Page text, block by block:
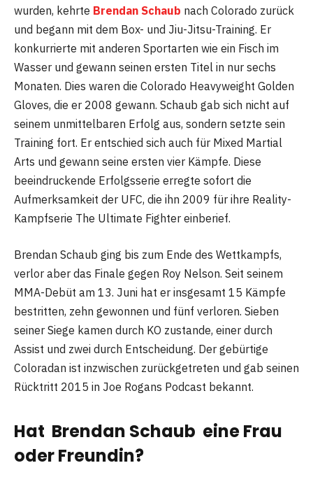
wurden, kehrte Brendan Schaub nach Colorado zurück
und begann mit dem Box- und Jiu-Jitsu-Training. Er
konkurrierte mit anderen Sportarten wie ein Fisch im
Wasser und gewann seinen ersten Titel in nur sechs
Monaten. Dies waren die Colorado Heavyweight Golden
Gloves, die er 2008 gewann. Schaub gab sich nicht auf
seinem unmittelbaren Erfolg aus, sondern setzte sein
Training fort. Er entschied sich auch für Mixed Martial
Arts und gewann seine ersten vier Kämpfe. Diese
beeindruckende Erfolgsserie erregte sofort die
Aufmerksamkeit der UFC, die ihn 2009 für ihre Reality-
Kampfserie The Ultimate Fighter einberief.
Brendan Schaub ging bis zum Ende des Wettkampfs,
verlor aber das Finale gegen Roy Nelson. Seit seinem
MMA-Debüt am 13. Juni hat er insgesamt 15 Kämpfe
bestritten, zehn gewonnen und fünf verloren. Sieben
seiner Siege kamen durch KO zustande, einer durch
Assist und zwei durch Entscheidung. Der gebürtige
Coloradan ist inzwischen zurückgetreten und gab seinen
Rücktritt 2015 in Joe Rogans Podcast bekannt.
Hat Brendan Schaub eine Frau
oder Freundin?